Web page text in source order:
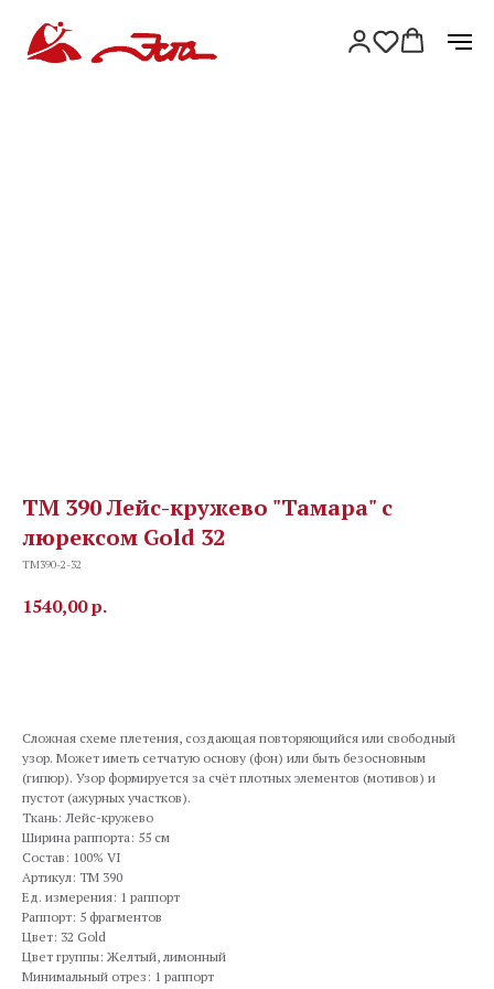
TM 390 Лейс-кружево "Тамара" c
люрексом Gold 32
TM390-2-32
1540,00р.
Сложная схеме плетения, создающая повторяющийся или свободный
узор. Может иметь сетчатую основу (фон) или быть безосновным
(гипюр). Узор формируется за счёт плотных элементов (мотивов) и
пустот (ажурных участков).
Ткань: Лейс-кружево
Ширина раппорта: 55 см
Состав: 100% VI
Артикул: TM 390
Ед. измерения: 1 раппорт
Раппорт: 5 фрагментов
Цвет: 32 Gold
Цвет группы: Желтый, лимонный
Минимальный отрез: 1 раппорт